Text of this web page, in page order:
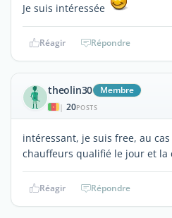
Je suis intéressée
Réagir Répondre
theolin30 Membre
| 20POSTS
intéressant, je suis free, au
chauffeurs qualifié le jour et
Réagir Répondre